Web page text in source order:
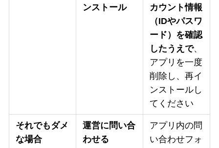
ンストール
カウント情報
（IDやパスワ
ード）を確認
したうえで、
アプリを一度
削除し、再イ
ンストールし
てください
それでもダメ
な場合
運営に問い合
わせる
アプリ内の問
い合わせフォ